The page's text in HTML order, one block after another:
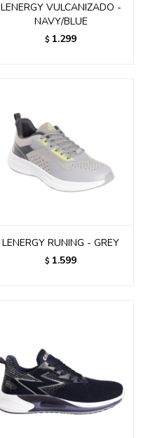
LENERGY VULCANIZADO -
NAVY/BLUE
$ 1.299
LENERGY RUNING - GREY
$ 1.599